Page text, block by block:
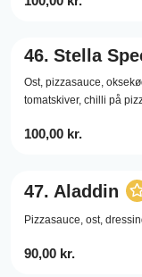
46. Stella
Ost, pizzasauce,
tomatskiver, chilli på
100,00 kr.
47. Aladdin
Pizzasauce, ost,
90,00 kr.